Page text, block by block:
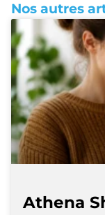
Nos autres
Athena